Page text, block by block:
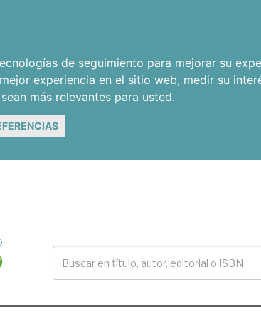
de seguimiento para mejorar su
experiencia en el sitio web, medir su
más relevantes para usted.